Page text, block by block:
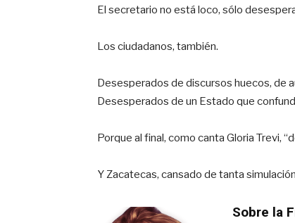
El secretario no está loco, sólo
Los ciudadanos, también.
Desesperados de discursos huecos, de
Desesperados de un Estado que
Porque al final, como canta Gloria Trevi,
Y Zacatecas, cansado de tanta
Sobre la